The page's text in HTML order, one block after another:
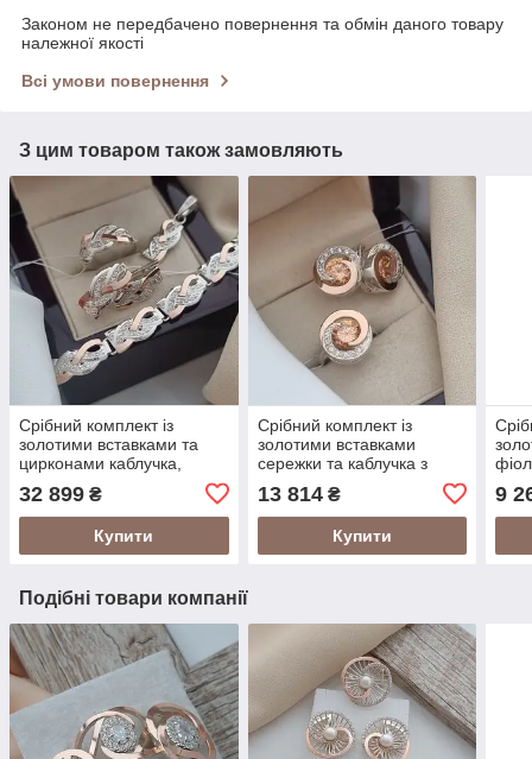
Законом не передбачено повернення та обмін даного товару
належної якості
Всі умови повернення
З цим товаром також замовляють
Срібний комплект із
золотими вставками та
цирконами каблучка,
браслет
32 899 ₴
Купити
Срібний комплект із
золотими вставками
сережки та каблучка з
помаранчевими та білими
цирконами
13 814₴
Купити
9
Подібні товари компанії